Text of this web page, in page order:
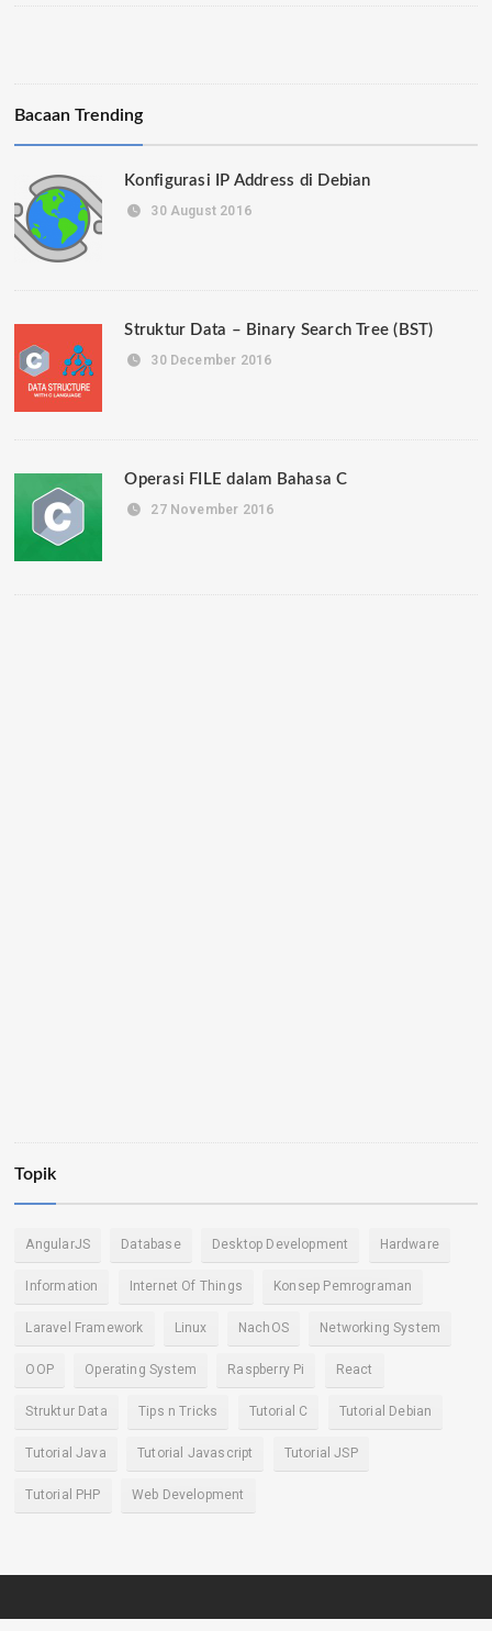
Bacaan Trending
Konfigurasi IP Address di Debian
30 August 2016
Struktur Data – Binary Search Tree (BST)
30 December 2016
Operasi FILE dalam Bahasa C
27 November 2016
Topik
AngularJS Database Desktop Development Hardware
Information Internet Of Things Konsep Pemrograman
Laravel Framework Linux NachOS Networking System
OOP Operating System Raspberry Pi React
Struktur Data Tips n Tricks Tutorial C Tutorial Debian
Tutorial Java Tutorial Javascript Tutorial JSP
Tutorial PHP Web Development